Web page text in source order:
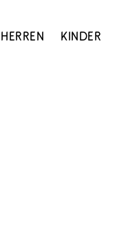
Herren Kinder